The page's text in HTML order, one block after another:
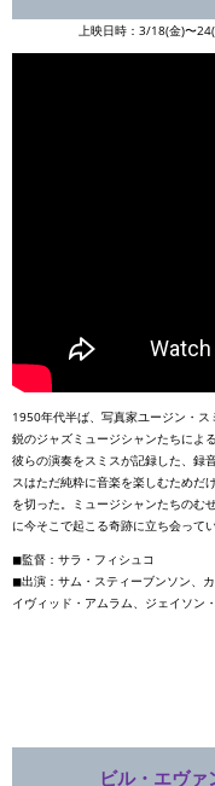
上映日時：3/18(金)〜
1950年代半ば、写真家ユージン・
鋭のジャズミュージシャンたちによ
彼らの演奏をスミスが記録した、録
スはただ純粋に音楽を楽しむためだ
を切った。ミュージシャンたちのむ
に今そこで起こる奇跡に立ち会って
◼︎監督：サラ・フィシュコ
◼︎出演：サム・スティーブンソン、
イヴィッド・アムラム、ジェイソン
ビル・エヴ